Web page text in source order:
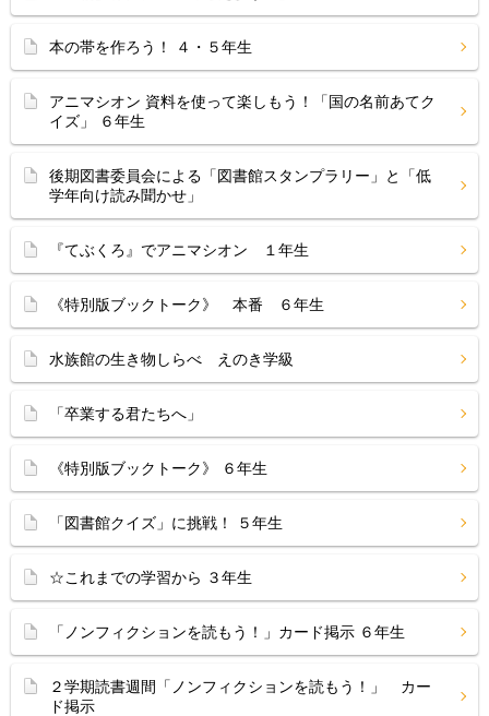
本の帯を作ろう！ ４・５年生
アニマシオン 資料を使って楽しもう！「国の名前あてク
イズ」 ６年生
後期図書委員会による「図書館スタンプラリー」と「低
学年向け読み聞かせ」
『てぶくろ』でアニマシオン １年生
《特別版ブックトーク》 本番 ６年生
水族館の生き物しらべ えのき学級
「卒業する君たちへ」
《特別版ブックトーク》 ６年生
「図書館クイズ」に挑戦！ ５年生
☆これまでの学習から ３年生
「ノンフィクションを読もう！」カード掲示 ６年生
２学期読書週間「ノンフィクションを読もう！」 カー
ド掲示